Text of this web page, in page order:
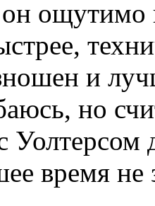
ощутимо
и
но
время не